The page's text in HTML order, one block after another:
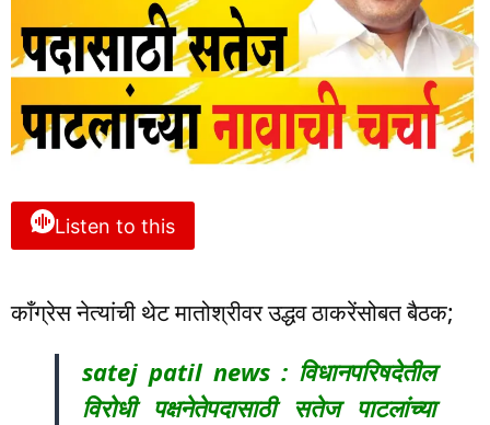
Listen to this
काँग्रेस नेत्यांची थेट मातोश्रीवर उद्धव ठाकरेंसोबत बैठक;
satej patil news : विधानपरिषदेतील
विरोधी पक्षनेतेपदासाठी सतेज पाटलांच्या